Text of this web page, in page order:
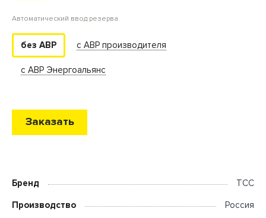
Автоматический ввод резерва
без АВР с АВР производителя
с АВР Энергоальянс
Заказать
Бренд ТСС
Производство Россия